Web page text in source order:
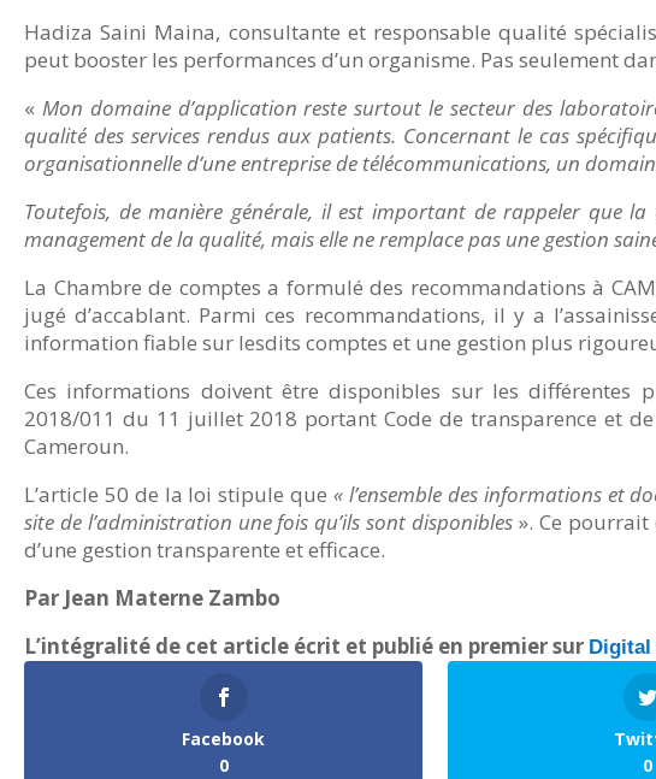
Hadiza Saini Maina, consultante et responsable qualité
peut booster les performances d’un organisme. Pas seulement
« Mon domaine d’application reste surtout le secteur des
qualité des services rendus aux patients. Concernant le cas
organisationnelle d’une entreprise de télécommunications, un
Toutefois, de manière générale, il est important de rappeler que
management de la qualité, mais elle ne remplace pas une gestion
La Chambre de comptes a formulé des recommandations à
jugé d’accablant. Parmi ces recommandations, il y a
information fiable sur lesdits comptes et une gestion plus
Ces informations doivent être disponibles sur les différentes
2018/011 du 11 juillet 2018 portant Code de transparence et
Cameroun.
L’article 50 de la loi stipule que« l’ensemble des informations et
site de l’administration une fois qu’ils sont disponibles ». Ce
d’une gestion transparente et efficace.
Par Jean Materne Zambo
L’intégralité de cet article écrit et publié en premier sur
Facebook
0
0